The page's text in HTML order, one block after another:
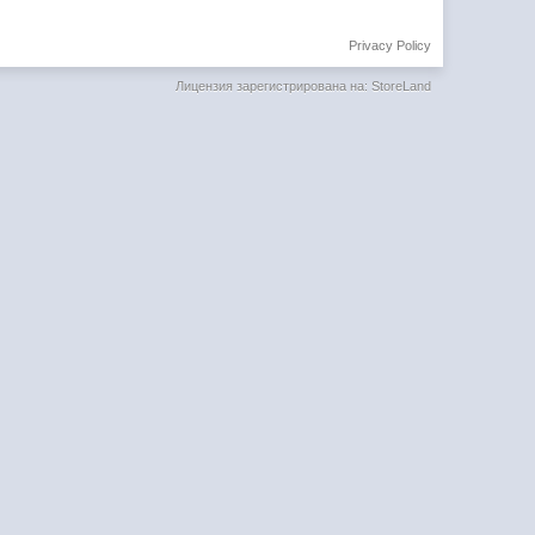
Privacy Policy
Лицензия зарегистрирована на: StoreLand